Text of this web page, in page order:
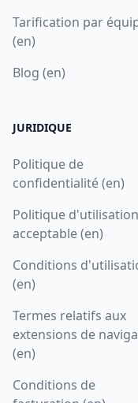
Tarification par
(en)
Blog (en)
JURIDIQUE
Politique de
confidentialité (en)
Politique d'utilisation
acceptable (en)
Conditions
(en)
Termes relatifs aux
extensions de
(en)
Conditions de